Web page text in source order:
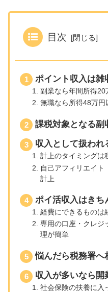
目次
ポイント収入は雑
副業なら年間所得
無職なら所得48万
課税対象となる副
収入として扱われ
計上のタイミングは
自己アフィリエイト
計上
ポイ活収入はきち
経費にできるものは
専用の口座・クレジ
理が簡単
悩んだら税務署へ
収入が多いなら開
社会保険の扶養に入